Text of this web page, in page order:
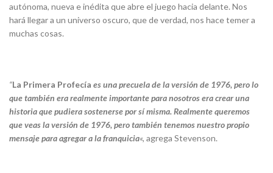
autónoma, nueva e inédita que abre el juego hacia delante. Nos
hará llegar a un universo oscuro, que de verdad, nos hace temer a
muchas cosas.
“La Primera Profecía es una precuela de la versión de 1976, pero lo
que también era realmente importante para nosotros era crear una
historia que pudiera sostenerse por sí misma. Realmente queremos
que veas la versión de 1976, pero también tenemos nuestro propio
mensaje para agregar a la franquicia«, agrega Stevenson.